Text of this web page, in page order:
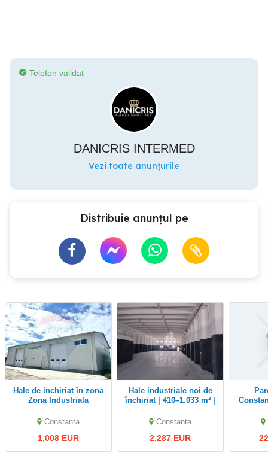
Telefon validat
DANICRIS INTERMED
Vezi toate anunțurile
Distribuie anunțul pe
Hale de inchiriat în zona
Zona Industriala
Constanta
1,008 EUR
Hale industriale noi de
închiriat | 410–1.033 m² |
Constanta
2,287 EUR
Parc logistic in